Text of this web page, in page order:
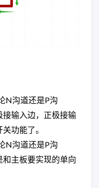
N沟道还是P沟
输入边，正极接输
功能了。
N沟道还是P沟
主板要实现的单向